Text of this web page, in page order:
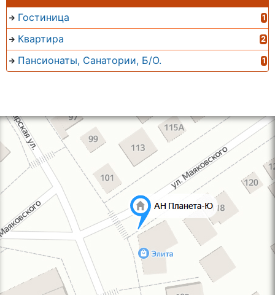
Гостиница 1
Квартира 2
Пансионаты, Санатории, Б/О. 1